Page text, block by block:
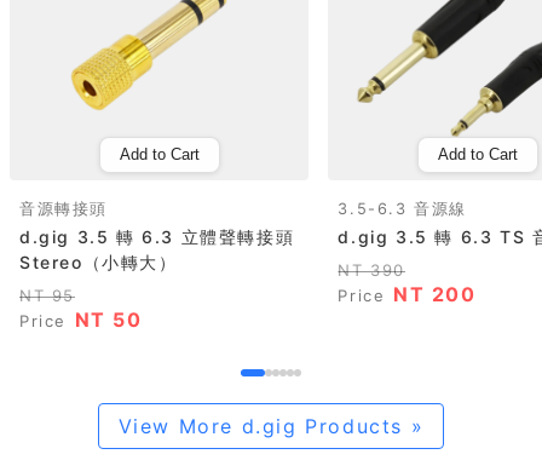
Add to Cart
音源轉接頭
d.gig 3.5 轉 6.3 立體聲轉接頭
Stereo（小轉大）
NT 95
Price
NT 50
Add to Cart
3.5-6.3 音源線
d.gig 3.5 轉 6.3 TS
NT 390
Price
NT 200
View More d.gig Products »